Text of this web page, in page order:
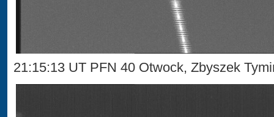
21:15:13 UT PFN 40 Otwock, Zbyszek